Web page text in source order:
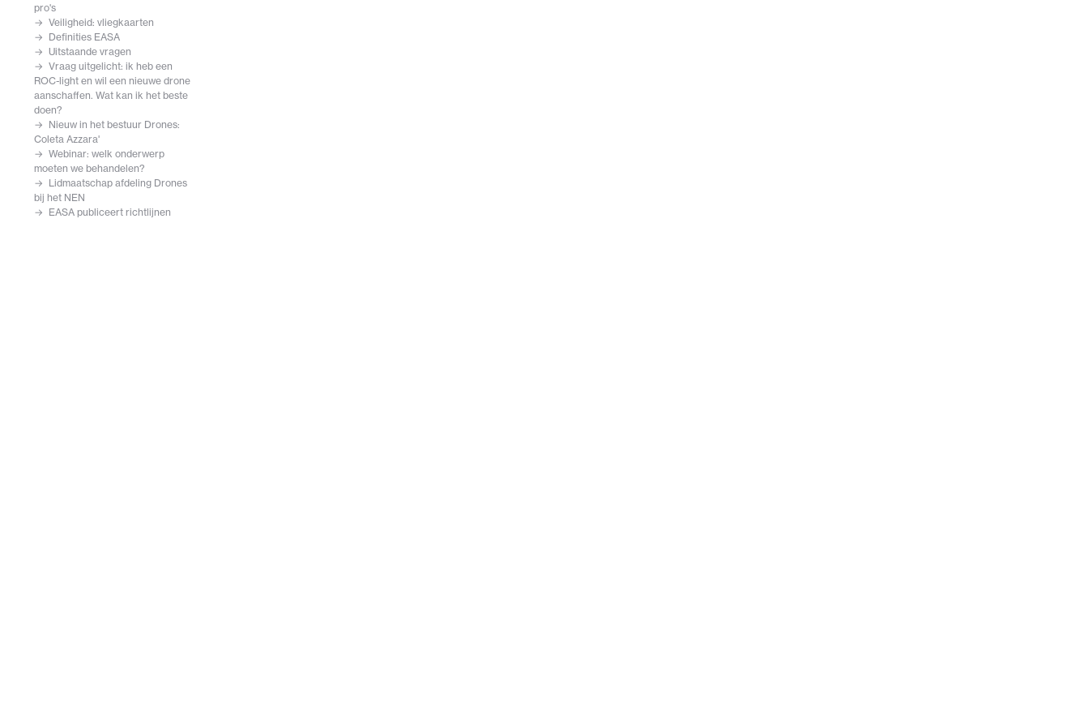
pro's
Veiligheid: vliegkaarten
Definities EASA
Uitstaande vragen
Vraag uitgelicht: ik heb een
ROC-light en wil een nieuwe drone
aanschaffen. Wat kan ik het beste
doen?
Nieuw in het bestuur Drones:
Coleta Azzara'
Webinar: welk onderwerp
moeten we behandelen?
Lidmaatschap afdeling Drones
bij het NEN
EASA publiceert richtlijnen